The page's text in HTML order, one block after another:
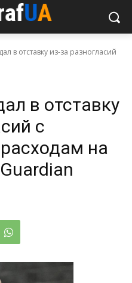
в отставку из-за разногласий
в отставку
с
на